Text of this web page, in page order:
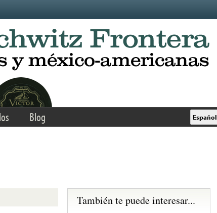
Blog Español
También te puede interesar...